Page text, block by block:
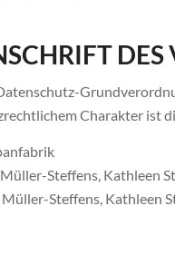
Charakter ist
Steffens, Kathleen
Steffens, Kathleen